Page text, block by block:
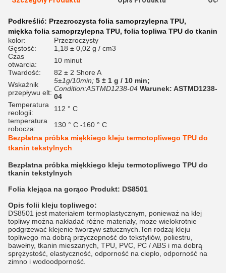
Podkreślić: Przezroczysta folia samoprzylepna TPU,
miękka folia samoprzylepna TPU, folia topliwa TPU do tkanin
kolor:
Przezroczysty
Gęstość:
1,18 ± 0,02 g / cm3
Czas
otwarcia:
10 minut
Twardość:
82 ± 2 Shore A
Wskaźnik
przepływu elt:
5±1g/10min; 5 ± 1 g / 10 min;
Condition:ASTMD1238-04 Warunek: ASTMD1238-
04
Temperatura
reologii:
112 ° C
temperatura
robocza:
130 ° C -160 ° C
Bezpłatna próbka miękkiego kleju termotopliwego TPU do
tkanin tekstylnych
Bezpłatna próbka miękkiego kleju termotopliwego TPU do
tkanin tekstylnych
Folia klejąca na gorąco Produkt: DS8501
Opis folii kleju topliwego:
DS8501 jest materiałem termoplastycznym, ponieważ na klej
topliwy można nakładać różne materiały, może wielokrotnie
podgrzewać klejenie tworzyw sztucznych.Ten rodzaj kleju
topliwego ma dobrą przyczepność do tekstyliów, poliestru,
bawełny, tkanin mieszanych, TPU, PVC, PC / ABS i ma dobrą
sprężystość, elastyczność, odporność na ciepło, odporność na
zimno i wodoodporność.